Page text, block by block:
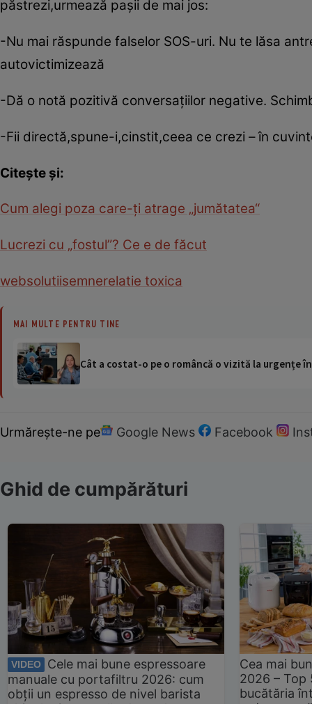
păstrezi,urmează paşii de mai jos:
-Nu mai răspunde falselor SOS-uri. Nu te lăsa
autovictimizează
-Dă o notă pozitivă conversaţiilor negative.
-Fii directă,spune-i,cinstit,ceea ce crezi – în
Citeşte şi:
Cum alegi poza care-ţi atrage „jumătatea“
Lucrezi cu „fostul”? Ce e de făcut
websolutiisemnerelatie toxica
MAI MULTE PENTRU TINE
Cât a costat-o pe o româncă o vizită la urgențe
Urmărește-ne pe Google News Facebook
Ghid de cumpărături
VIDEO
Cele mai bune espressoare
manuale cu portafiltru 2026: cum
obții un espresso de nivel barista
Cea mai
2026 –
bucătăria